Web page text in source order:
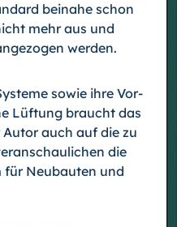
beinahe schon
mehr aus und
werden.
sowie ihre Vor-
Lüftung braucht das
auch auf die zu
die
für Neubauten und